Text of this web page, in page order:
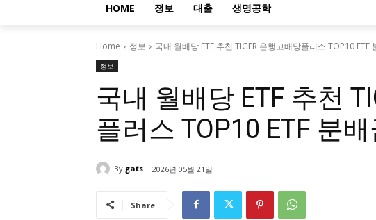
HOME 정보 대출 생명공학
Home 정보 국내 월배당 ETF 추천 TIGER 은행고배당플러스 TOP10 ETF
정보
국내 월배당 ETF 추천
플러스 TOP10 ETF 분
By gats 2026년 05월 21일
Share